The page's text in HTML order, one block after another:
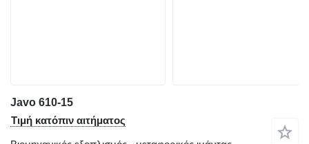
Javo 610-15
Τιμή κατόπιν αιτήματος